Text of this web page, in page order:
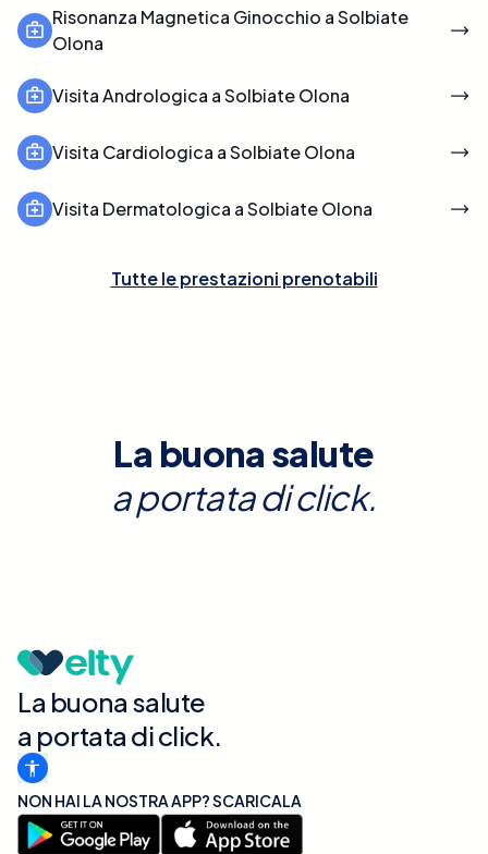
Risonanza Magnetica Ginocchio a Solbiate
Olona
Visita Andrologica a Solbiate Olona
Visita Cardiologica a Solbiate Olona
Visita Dermatologica a Solbiate Olona
Tutte le prestazioni prenotabili
La buona salute
a portata di click.
La buona salute
a portata di click.
NON HAI LA NOSTRA APP? SCARICALA